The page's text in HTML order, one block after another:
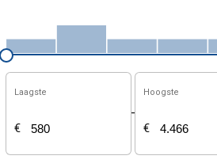
Laagste
€
-
Hoogste
€